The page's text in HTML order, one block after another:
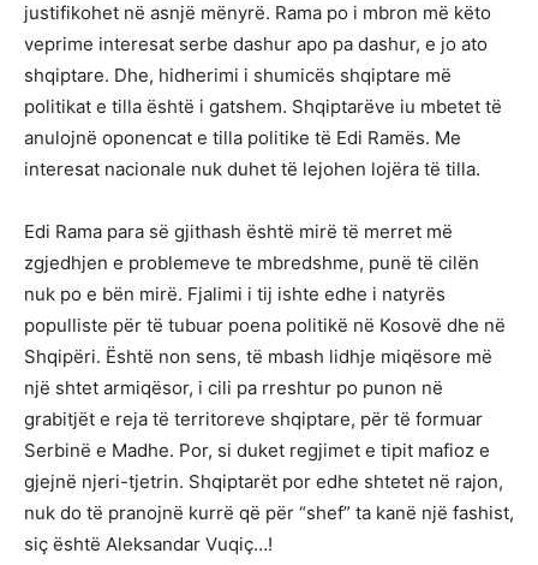
justifikohet në asnjë mënyrë. Rama po i mbron më këto
veprime interesat serbe dashur apo pa dashur, e jo ato
shqiptare. Dhe, hidherimi i shumicës shqiptare më
politikat e tilla është i gatshem. Shqiptarëve iu mbetet të
anulojnë oponencat e tilla politike të Edi Ramës. Me
interesat nacionale nuk duhet të lejohen lojëra të tilla.
Edi Rama para së gjithash është mirë të merret më
zgjedhjen e problemeve te mbredshme, punë të cilën
nuk po e bën mirë. Fjalimi i tij ishte edhe i natyrës
populliste për të tubuar poena politikë në Kosovë dhe në
Shqipëri. Është non sens, të mbash lidhje miqësore më
një shtet armiqësor, i cili pa rreshtur po punon në
grabitjët e reja të territoreve shqiptare, për të formuar
Serbinë e Madhe. Por, si duket regjimet e tipit mafioz e
gjejnë njeri-tjetrin. Shqiptarët por edhe shtetet në rajon,
nuk do të pranojnë kurrë që për “shef” ta kanë një fashist,
siç është Aleksandar Vuqiç…!